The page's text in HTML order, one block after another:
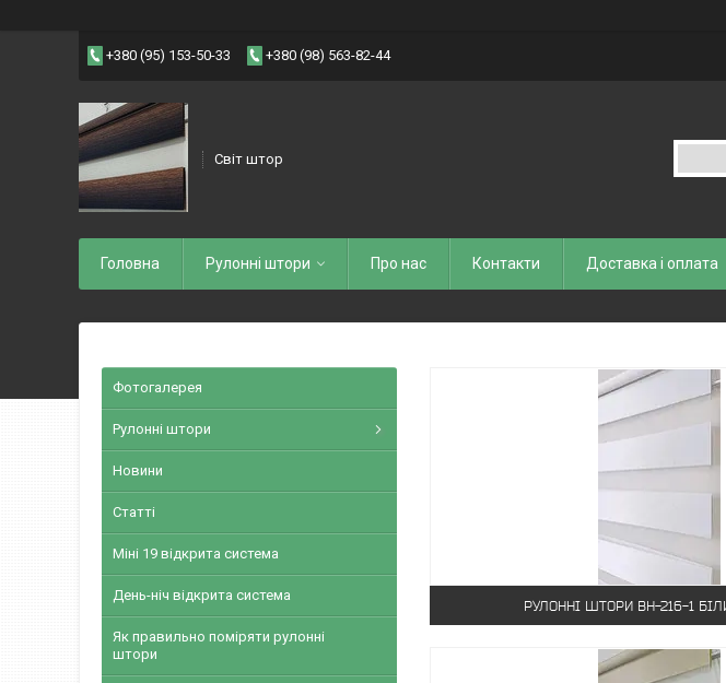
+380 (95) 153-50-33 +380 (98) 563-82-44
Світ штор
Головна Рулоннi штори Про нас Контакти Доставка і оплата
РУЛОННІ ШТОРИ ВН-216-1
Фотогалерея
Рулонні штори
Новини
Статті
Міні 19 відкрита система
День-ніч відкрита система
Як правильно поміряти рулонні
штори